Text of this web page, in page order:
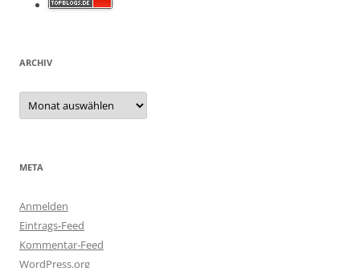
ARCHIV
Archiv
META
Anmelden
Eintrags-Feed
Kommentar-Feed
WordPress.org